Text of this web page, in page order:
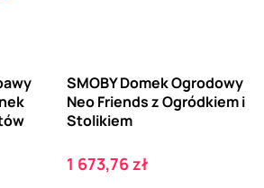
SMOBY Domek Ogrodowy
Neo Friends z Ogródkiem i
Stolikiem
Cena
1 673,76 zł